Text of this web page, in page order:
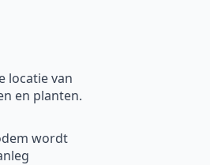
locatie van
en planten.
wordt